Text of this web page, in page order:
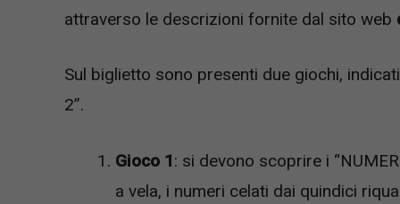
attraverso le descrizioni fornite dal sito web
Sul biglietto sono presenti due giochi,
2”.
Gioco 1: si devono scoprire i
a vela, i numeri celati dai quindici